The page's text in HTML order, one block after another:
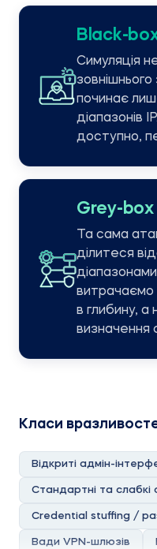
Black-
Симуляція
починає
діапазонів
доступно,
Grey-box
Та сама
ділитеся
витрачаємо
в глибину, а
визначення
Класи
Відкриті адмін-
Стандартні та слабкі
Credential stuffing /
Вади VPN-шлюзів